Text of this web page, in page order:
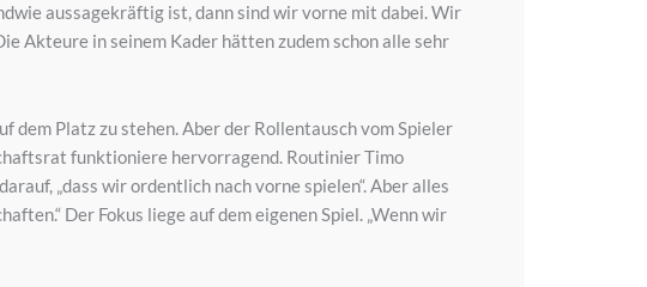
aussagekräftig ist, dann sind wir vorne mit dabei. Wir
Akteure in seinem Kader hätten zudem schon alle sehr
dem Platz zu stehen. Aber der Rollentausch vom Spieler
funktioniere hervorragend. Routinier Timo
„dass wir ordentlich nach vorne spielen“. Aber alles
Der Fokus liege auf dem eigenen Spiel. „Wenn wir